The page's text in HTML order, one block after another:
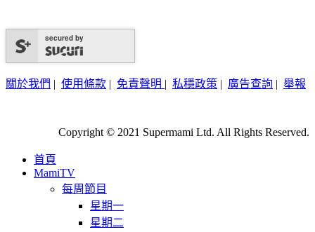
secured by
關於我們 | 使用條款 | 免責聲明 | 私穩政策 | 廣告查詢 | 舉報
Copyright © 2021 Supermami Ltd. All Rights Reserved.
首頁
MamiTV
每周節目
星期一
星期二